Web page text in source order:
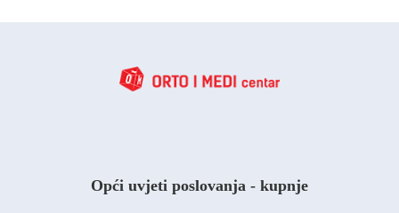
Opći uvjeti poslovanja - kupnje